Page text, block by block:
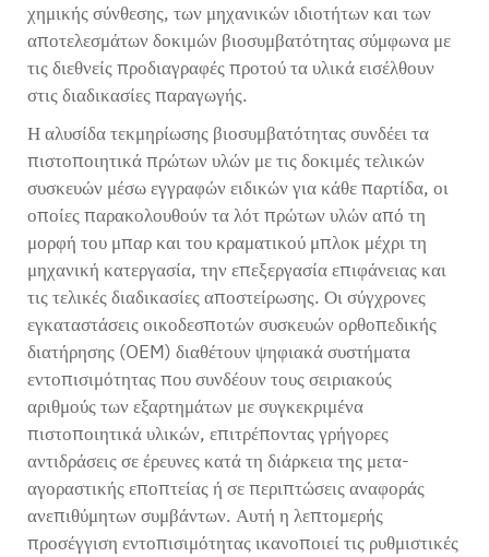
χημικής σύνθεσης, των μηχανικών ιδιοτήτων και των
αποτελεσμάτων δοκιμών βιοσυμβατότητας σύμφωνα με
τις διεθνείς προδιαγραφές προτού τα υλικά εισέλθουν
στις διαδικασίες παραγωγής.
Η αλυσίδα τεκμηρίωσης βιοσυμβατότητας συνδέει τα
πιστοποιητικά πρώτων υλών με τις δοκιμές τελικών
συσκευών μέσω εγγραφών ειδικών για κάθε παρτίδα, οι
οποίες παρακολουθούν τα λότ πρώτων υλών από τη
μορφή του μπαρ και του κραματικού μπλοκ μέχρι τη
μηχανική κατεργασία, την επεξεργασία επιφάνειας και
τις τελικές διαδικασίες αποστείρωσης. Οι σύγχρονες
εγκαταστάσεις οικοδεσποτών συσκευών ορθοπεδικής
διατήρησης (OEM) διαθέτουν ψηφιακά συστήματα
εντοπισιμότητας που συνδέουν τους σειριακούς
αριθμούς των εξαρτημάτων με συγκεκριμένα
πιστοποιητικά υλικών, επιτρέποντας γρήγορες
αντιδράσεις σε έρευνες κατά τη διάρκεια της μετα-
αγοραστικής εποπτείας ή σε περιπτώσεις αναφοράς
ανεπιθύμητων συμβάντων. Αυτή η λεπτομερής
προσέγγιση εντοπισιμότητας ικανοποιεί τις ρυθμιστικές